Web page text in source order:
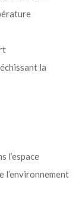
la
l’espace
l’environnement